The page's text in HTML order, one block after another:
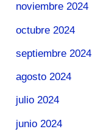
noviembre 2024
octubre 2024
septiembre 2024
agosto 2024
julio 2024
junio 2024